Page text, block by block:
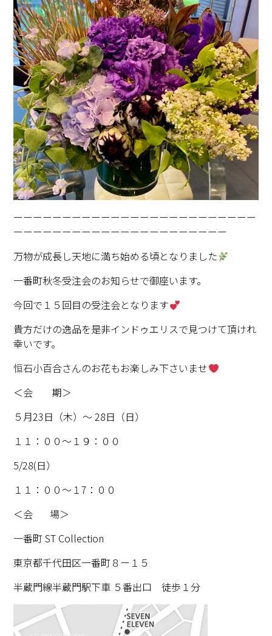
ーーーーーーーーーーーーーーーーーーーーーーーーー
ーーーーーーーーーーーーーーーーーーーーーー
万物が成長し天地に満ち始める頃となりました
一番町秋冬受注会のお知らせで御座います。
今回で１５回目の受注会となります
貴方だけの逸品を是非インドゥエリスで見つけて頂けれ
幸いです。
恒石小百合さんのお花もお楽しみ下さいませ
＜会 期＞
５月23日（木）〜 28日（日）
１１：００〜１９：００
5/28(日）
１１：００〜１7：００
＜会 場＞
一番町 ST Collection
東京都千代田区一番町８ー１５
半蔵門線半蔵門駅下車 ５番出口 徒歩１分